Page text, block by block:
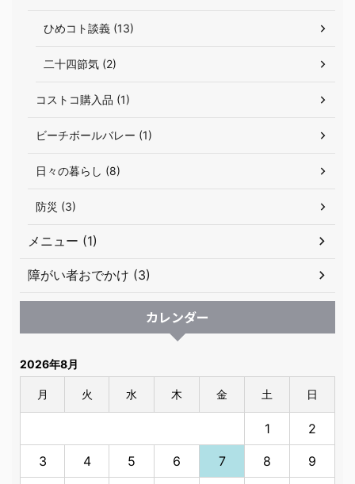
ひめコト談義 (13)
二十四節気 (2)
コストコ購入品 (1)
ビーチボールバレー (1)
日々の暮らし (8)
防災 (3)
メニュー (1)
障がい者おでかけ (3)
カレンダー
2026年8月
月 火 水 木 金 土 日
1 2
3 4 5 6 7 8 9